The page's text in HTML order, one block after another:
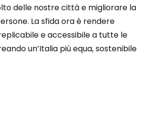
delle nostre città e migliorare la
La sfida ora è rendere
e accessibile a tutte le
un’Italia più equa, sostenibile